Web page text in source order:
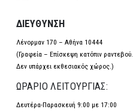
ΔΙΕΥΘΥΝΣΗ
Λένορμαν 170 – Αθήνα 10444
(Γραφεία – Επίσκεψη κατόπιν ραντεβού.
Δεν υπάρχει εκθεσιακός χώρος.)
ΩΡΑΡΙΟ ΛΕΙΤΟΥΡΓΙΑΣ:
Δευτέρα-Παρασκευή 9:00 με 17:00